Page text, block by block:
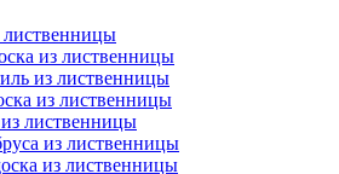
из лиственницы
из лиственницы
из лиственницы
лиственницы
из лиственницы
из лиственницы